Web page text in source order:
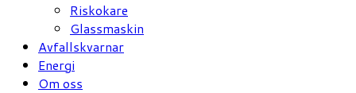
Riskokare
Glassmaskin
Avfallskvarnar
Energi
Om oss